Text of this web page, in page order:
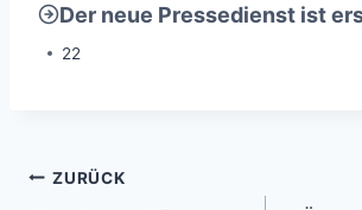
Der neue Pressedienst ist
22
Beitragsnavigation
ZURÜCK